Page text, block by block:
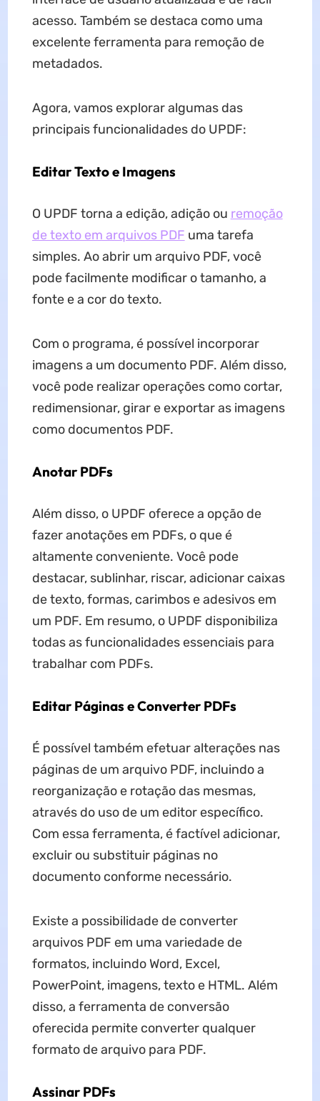
acesso. Também se destaca como uma
excelente ferramenta para remoção de
metadados.
Agora, vamos explorar algumas das
principais funcionalidades do UPDF:
Editar Texto e Imagens
O UPDF torna a edição, adição ou remoção
de texto em arquivos PDF uma tarefa
simples. Ao abrir um arquivo PDF, você
pode facilmente modificar o tamanho, a
fonte e a cor do texto.
Com o programa, é possível incorporar
imagens a um documento PDF. Além disso,
você pode realizar operações como cortar,
redimensionar, girar e exportar as imagens
como documentos PDF.
Anotar PDFs
Além disso, o UPDF oferece a opção de
fazer anotações em PDFs, o que é
altamente conveniente. Você pode
destacar, sublinhar, riscar, adicionar caixas
de texto, formas, carimbos e adesivos em
um PDF. Em resumo, o UPDF disponibiliza
todas as funcionalidades essenciais para
trabalhar com PDFs.
Editar Páginas e Converter PDFs
É possível também efetuar alterações nas
páginas de um arquivo PDF, incluindo a
reorganização e rotação das mesmas,
através do uso de um editor específico.
Com essa ferramenta, é factível adicionar,
excluir ou substituir páginas no
documento conforme necessário.
Existe a possibilidade de converter
arquivos PDF em uma variedade de
formatos, incluindo Word, Excel,
PowerPoint, imagens, texto e HTML. Além
disso, a ferramenta de conversão
oferecida permite converter qualquer
formato de arquivo para PDF.
Assinar PDFs